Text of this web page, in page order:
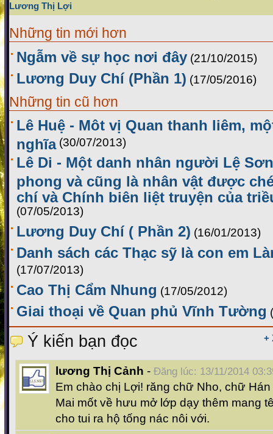
Lương Thị Lợi
Những tin mới hơn
Ngẫm về sự học nơi đây (21/10/2015)
Lương Duy Chí (Phần 1) (17/05/2016)
Những tin cũ hơn
Lê Huệ - Môt vị Quan thanh liêm,
nghĩa (30/07/2013)
Lê Di - Một danh nhân người Lệ
phong và cũng là nhân vật được
chí và Chính biên liệt truyện của
(07/05/2013)
Lương Duy Chí ( Phần 2) (16/01/2013)
Danh sách các Thạc sỹ là con em
(17/07/2013)
Cao Thị Cẩm Nhung (17/05/2012)
Giai thoại về Quan phủ Vĩnh Tường
+
Ý kiến bạn đọc
lương Thị Cảnh - Đăng lúc: 13/11/2014
Em chào chị Lợi! răng chữ Nho, chữ
Mai mốt về hưu mở lớp dạy thêm mang
cho tui ra hộ tống nác nôi với.